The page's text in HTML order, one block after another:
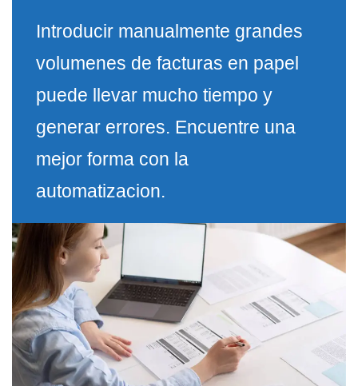
Introducir manualmente grandes
volumenes de facturas en papel
puede llevar mucho tiempo y
generar errores. Encuentre una
mejor forma con la
automatizacion.